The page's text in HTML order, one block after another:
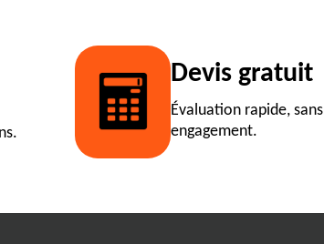
Devis gratuit
Évaluation rapide, sans
engagement.